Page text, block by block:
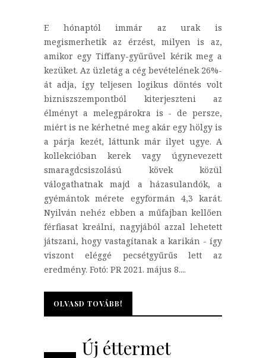
E hónaptól immár az urak is
megismerhetik az érzést, milyen is az,
amikor egy Tiffany-gyűrűvel kérik meg a
kezüket. Az üzletág a cég bevételének 26%-
át adja, így teljesen logikus döntés volt
bizniszszempontból kiterjeszteni az
élményt a melegpárokra is - de persze,
miért is ne kérhetné meg akár egy hölgy is
a párja kezét, láttunk már ilyet ugye. A
kollekcióban kerek vagy úgynevezett
smaragdcsiszolású kövek közül
válogathatnak majd a házasulandók, a
gyémántok mérete egyformán 4,3 karát.
Nyilván nehéz ebben a műfajban kellően
férfiasat kreálni, nagyjából azzal lehetett
játszani, hogy vastagítanak a karikán - így
viszont eléggé pecsétgyűrűs lett az
eredmény. Fotó: PR 2021. május 8....
OLVASD TOVÁBB!
OLVASD TOVÁBB!
Új éttermet